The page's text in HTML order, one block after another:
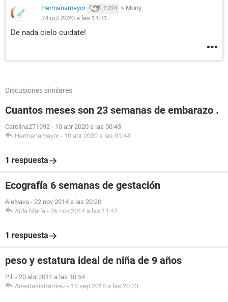
Hermanamayor 2.224 > Mony
24 oct 2020 a las 14:31
De nada cielo cuidate!
Discusiones similares
Cuantos meses son 23 semanas de embarazo .
Carolina271992 - 10 abr 2020 a las 00:43
Hermanamayor - 10 abr 2020 a las 01:44
1 respuesta
Ecografía 6 semanas de gestación
AleNava - 22 nov 2014 a las 20:20
Aída María - 26 nov 2014 a las 11:47
1 respuesta
peso y estatura ideal de niña de 9 años
Pili - 20 abr 2011 a las 10:54
AnastasiaRamrez - 18 sep 2018 a las 20:23